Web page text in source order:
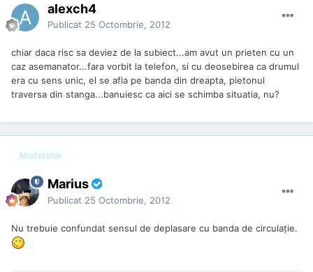
alexch4
Publicat 25 Octombrie, 2012
chiar daca risc sa deviez de la subiect...am avut un prieten cu un
caz asemanator...fara vorbit la telefon, si cu deosebirea ca drumul
era cu sens unic, el se afla pe banda din dreapta, pietonul
traversa din stanga...banuiesc ca aici se schimba situatia, nu?
Moderator
Marius
Publicat 25 Octombrie, 2012
Nu trebuie confundat sensul de deplasare cu banda de circulație.